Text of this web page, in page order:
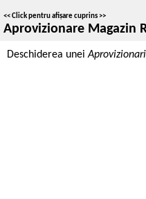
<<Click pentru afișare cuprins >>
Aprovizionare Magazin
Deschiderea unei